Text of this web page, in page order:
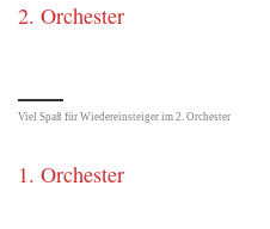
2. Orchester
Viel Spaß für Wiedereinsteiger im 2. Orchester
1. Orchester